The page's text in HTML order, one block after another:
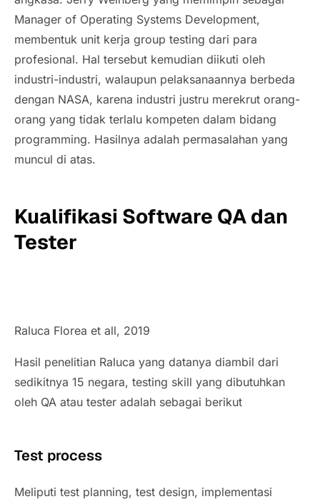
Manager of Operating Systems Development,
membentuk unit kerja group testing dari para
profesional. Hal tersebut kemudian diikuti oleh
industri-industri, walaupun pelaksanaannya berbeda
dengan NASA, karena industri justru merekrut orang-
orang yang tidak terlalu kompeten dalam bidang
programming. Hasilnya adalah permasalahan yang
muncul di atas.
Kualifikasi Software QA dan
Tester
Raluca Florea et all, 2019
Hasil penelitian Raluca yang datanya diambil dari
sedikitnya 15 negara, testing skill yang dibutuhkan
oleh QA atau tester adalah sebagai berikut
Test process
Meliputi test planning, test design, implementasi